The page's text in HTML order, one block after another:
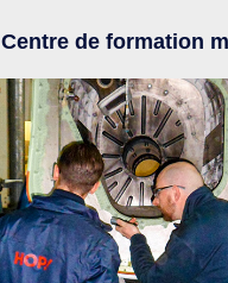
Centre de formation